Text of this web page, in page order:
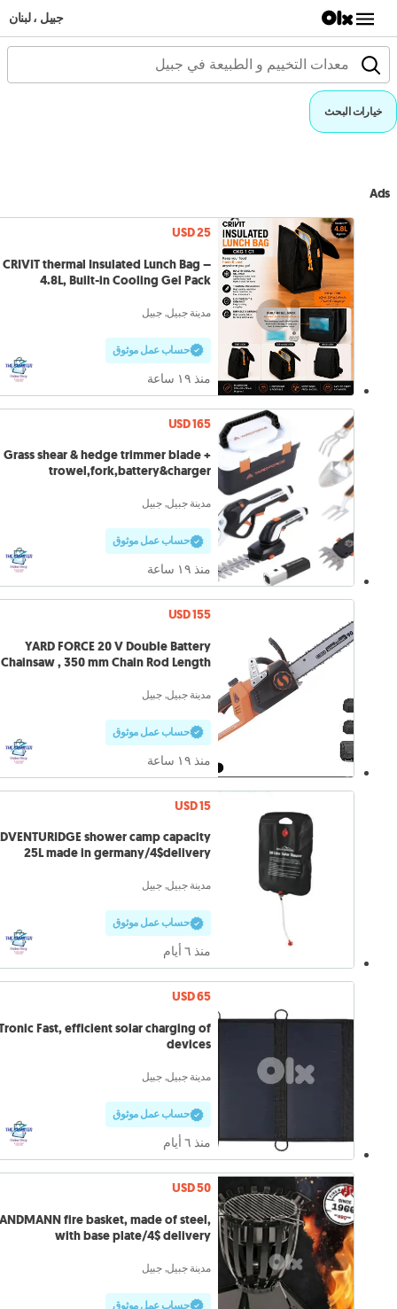
جبيل ، لبنان
خيارات البحث
Ads
USD 25
CRIVIT thermal Insulated Lunch Bag –
4.8L, Built-in Cooling Gel Pack
مدينة جبيل, جبيل
حساب عمل موثوق
منذ ١٩ ساعة
USD 165
Grass shear & hedge trimmer blade +
trowel,fork,battery&charger
مدينة جبيل, جبيل
حساب عمل موثوق
منذ ١٩ ساعة
USD 155
YARD FORCE 20 V Double Battery
Chainsaw , 350 mm Chain Rod Length
مدينة جبيل, جبيل
حساب عمل موثوق
منذ ١٩ ساعة
USD 15
shower camp capacity
25L made in germany/4$delivery
مدينة جبيل, جبيل
حساب عمل موثوق
منذ ٦ أيام
USD 65
Fast, efficient solar charging of
devices
مدينة جبيل, جبيل
حساب عمل موثوق
منذ ٦ أيام
USD 50
fire basket, made of steel,
with base plate/4$ delivery
مدينة جبيل, جبيل
حساب عمل موثوق